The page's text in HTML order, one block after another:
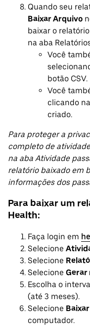
Quando seu
Baixar Arquivo
baixar o
na aba
Você
botão CSV.
Você
clicando na
criado.
Para proteger a
completo de
na aba Atividade
relatório baixado em
informações dos
Para baixar um
Health:
Faça login em
Selecione
Selecione
Selecione Gerar
Escolha o
(até 3 meses).
Selecione Baixar
computador.